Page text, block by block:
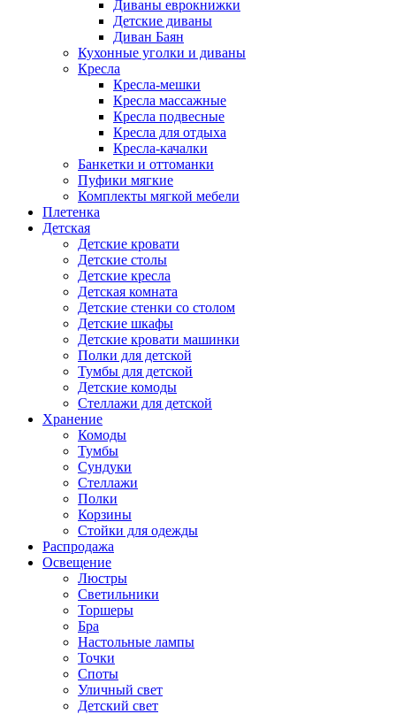
Диваны еврокнижки
Детские диваны
Диван Баян
Кухонные уголки и диваны
Кресла
Кресла-мешки
Кресла массажные
Кресла подвесные
Кресла для отдыха
Кресла-качалки
Банкетки и оттоманки
Пуфики мягкие
Комплекты мягкой мебели
Плетенка
Детская
Детские кровати
Детские столы
Детские кресла
Детская комната
Детские стенки со столом
Детские шкафы
Детские кровати машинки
Полки для детской
Тумбы для детской
Детские комоды
Стеллажи для детской
Хранение
Комоды
Тумбы
Сундуки
Стеллажи
Полки
Корзины
Стойки для одежды
Распродажа
Освещение
Люстры
Светильники
Торшеры
Бра
Настольные лампы
Точки
Споты
Уличный свет
Детский свет